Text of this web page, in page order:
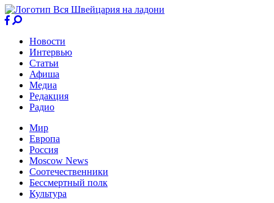
Новости
Интервью
Статьи
Афиша
Медиа
Редакция
Радио
Мир
Европа
Россия
Moscow News
Соотечественники
Бессмертный полк
Культура